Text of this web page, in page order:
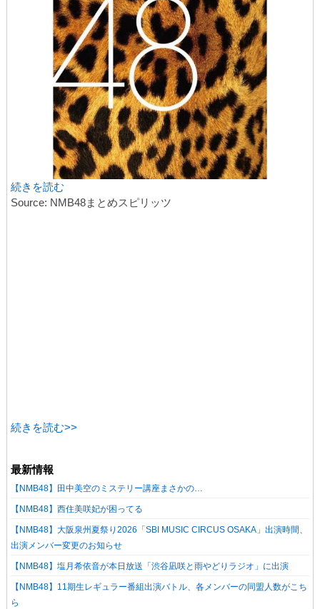
続きを読む
Source: NMB48まとめスピリッツ
続きを読む>>
最新情報
【NMB48】田中美空のミステリー講座まさかの…
【NMB48】西住美咲妃が困ってる
【NMB48】大阪泉州夏祭り2026「SBI MUSIC CIRCUS OSAKA」出演時間、
出演メンバー変更のお知らせ
【NMB48】塩月希依音が本日放送「渋谷凪咲と雨やどりラジオ」に出演
【NMB48】11期生レギュラー番組出演バトル、各メンバーの同盟人数がこち
ら